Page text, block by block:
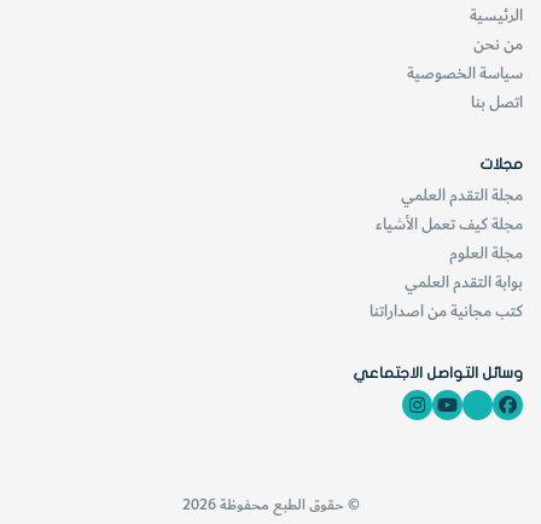
يحتشد سطح القمر بالتفاصيل، فهناك السهول الرمادية اللون
الشاسعة التي تعرف بالبحار، وهو اسم غير مناسب نظراً لأنه لم
يكن هناك أبداً مياه.
وهناك أيضاً جبال وصدوع ذات شقوق
(تعرف باسم الجداول) وأخاديد
وانتفاخات (تعرف باسم القباب) وأودية
سحيقة.
والسهول المحيطة بها بين فوهات
الرئيسية
من نحن
سياسة الخصوصية
اتصل بنا
مجلات
مجلة التقدم العلمي
مجلة كيف تعمل الأشياء
مجلة العلوم
بوابة التقدم العلمي
كتب مجانية من اصداراتنا
وسائل التواصل الاجتماعي
© حقوق الطبع محفوظة 2026